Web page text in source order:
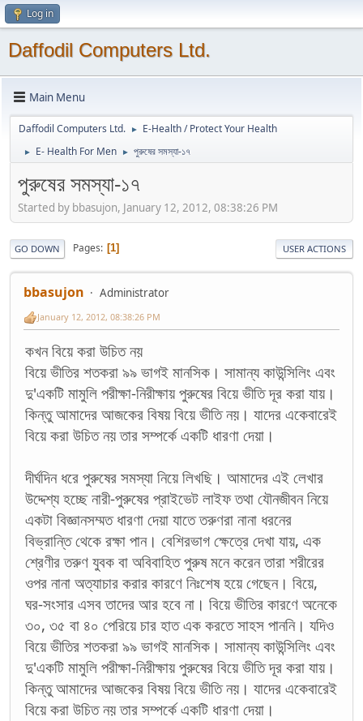
Log in
Daffodil Computers Ltd.
Main Menu
Daffodil Computers Ltd. ► E-Health / Protect Your Health
► E- Health For Men ► পুরুষের সমস্যা-১৭
পুরুষের সমস্যা-১৭
Started by bbasujon, January 12, 2012, 08:38:26 PM
GO DOWN Pages 1 USER ACTIONS
bbasujon Administrator
January 12, 2012, 08:38:26 PM
কখন বিয়ে করা উচিত নয়
বিয়ে ভীতির শতকরা ৯৯ ভাগই মানসিক। সামান্য কাউন্সিলিং এবং
দু'একটি মামুলি পরীক্ষা-নিরীক্ষায় পুরুষের বিয়ে ভীতি দূর করা যায়।
কিন্তু আমাদের আজকের বিষয় বিয়ে ভীতি নয়। যাদের একেবারেই
বিয়ে করা উচিত নয় তার সম্পর্কে একটি ধারণা দেয়া।
দীর্ঘদিন ধরে পুরুষের সমস্যা নিয়ে লিখছি। আমাদের এই লেখার
উদ্দেশ্য হচ্ছে নারী-পুরুষের প্রাইভেট লাইফ তথা যৌনজীবন নিয়ে
একটা বিজ্ঞানসম্মত ধারণা দেয়া যাতে তরুণরা নানা ধরনের
বিভ্রান্তি থেকে রক্ষা পান। বেশিরভাগ ক্ষেত্রে দেখা যায়, এক
শ্রেণীর তরুণ যুবক বা অবিবাহিত পুরুষ মনে করেন তারা শরীরের
ওপর নানা অত্যাচার করার কারণে নিঃশেষ হয়ে গেছেন। বিয়ে,
ঘর-সংসার এসব তাদের আর হবে না। বিয়ে ভীতির কারণে অনেকে
৩০, ৩৫ বা ৪০ পেরিয়ে চার হাত এক করতে সাহস পাননি। যদিও
বিয়ে ভীতির শতকরা ৯৯ ভাগই মানসিক। সামান্য কাউন্সিলিং এবং
দু'একটি মামুলি পরীক্ষা-নিরীক্ষায় পুরুষের বিয়ে ভীতি দূর করা যায়।
কিন্তু আমাদের আজকের বিষয় বিয়ে ভীতি নয়। যাদের একেবারেই
বিয়ে করা উচিত নয় তার সম্পর্কে একটি ধারণা দেয়া।